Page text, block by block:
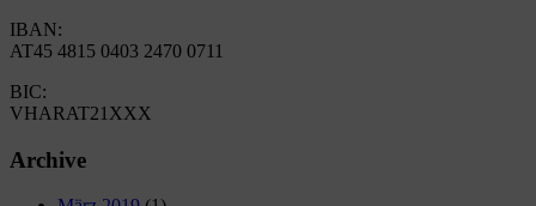
IBAN:
AT45 4815 0403 2470 0711
BIC:
VHARAT21XXX
Archive